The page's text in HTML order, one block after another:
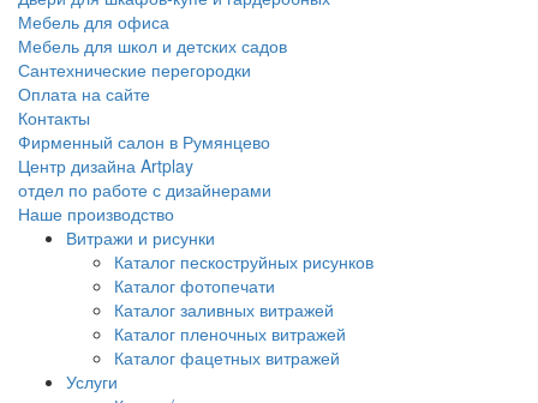
Мебель для офиса
Мебель для школ и детских садов
Сантехнические перегородки
Оплата на сайте
Контакты
Фирменный салон в Румянцево
Центр дизайна Artplay
отдел по работе с дизайнерами
Наше производство
Витражи и рисунки
Каталог пескоструйных рисунков
Каталог фотопечати
Каталог заливных витражей
Каталог пленочных витражей
Каталог фацетных витражей
Услуги